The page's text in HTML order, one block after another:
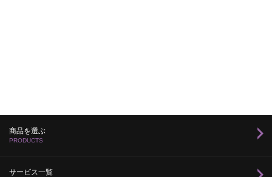
商品を選ぶ
PRODUCTS
サービス一覧